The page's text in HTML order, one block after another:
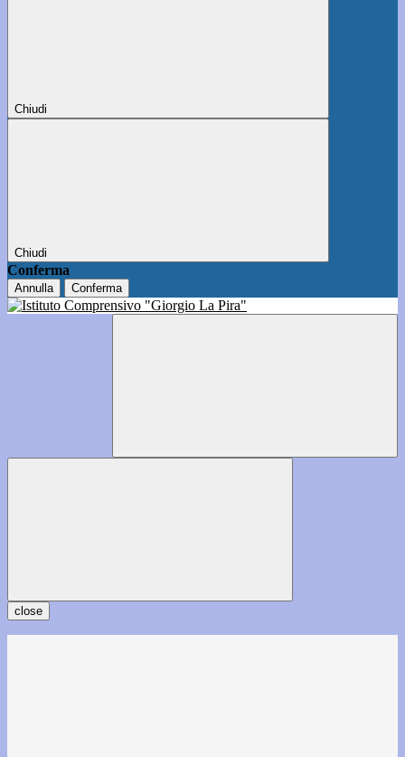
Chiudi
Chiudi
Conferma
Annulla Conferma
close